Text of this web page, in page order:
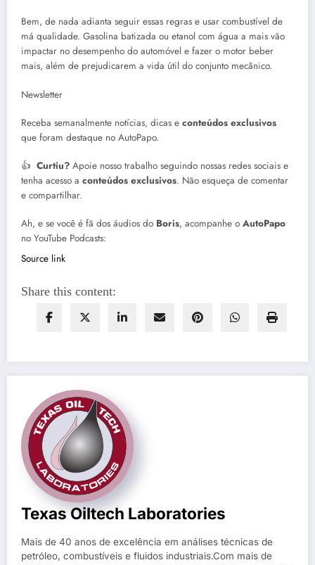
Bem, de nada adianta seguir essas regras e usar combustível de
má qualidade. Gasolina batizada ou etanol com água a mais vão
impactar no desempenho do automóvel e fazer o motor beber
mais, além de prejudicarem a vida útil do conjunto mecânico.
Newsletter
Receba semanalmente notícias, dicas e conteúdos exclusivos
que foram destaque no AutoPapo.
👍 Curtiu? Apoie nosso trabalho seguindo nossas redes sociais e
tenha acesso a conteúdos exclusivos. Não esqueça de comentar
e compartilhar.
Ah, e se você é fã dos áudios do Boris, acompanhe o AutoPapo
no YouTube Podcasts:
Source link
Share this content:
Texas Oiltech Laboratories
Mais de 40 anos de excelência em análises técnicas de
petróleo, combustíveis e fluidos industriais.Com mais de